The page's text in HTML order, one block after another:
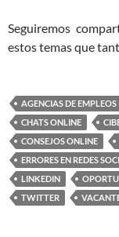
Seguiremos
estos temas que
AGENCIAS DE EMPLEOS
CHATS ONLINE
CONSEJOS ONLINE
ERRORES EN REDES
LINKEDIN
TWITTER